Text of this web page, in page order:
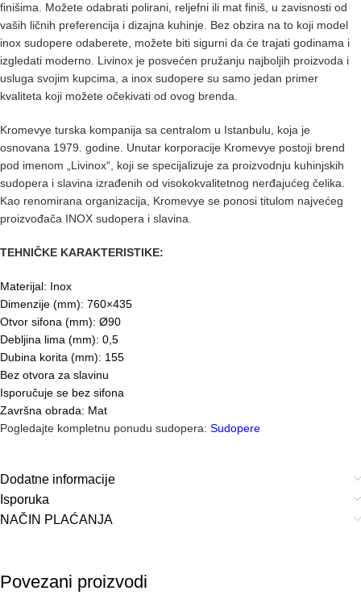
finišima. Možete odabrati polirani, reljefni ili mat finiš, u zavisnosti od
vaših ličnih preferencija i dizajna kuhinje. Bez obzira na to koji model
inox sudopere odaberete, možete biti sigurni da će trajati godinama i
izgledati moderno. Livinox je posvećen pružanju najboljih proizvoda i
usluga svojim kupcima, a inox sudopere su samo jedan primer
kvaliteta koji možete očekivati od ovog brenda.
Kromevye turska kompanija sa centralom u Istanbulu, koja je
osnovana 1979. godine. Unutar korporacije Kromevye postoji brend
pod imenom „Livinox“, koji se specijalizuje za proizvodnju kuhinjskih
sudopera i slavina izrađenih od visokokvalitetnog nerđajućeg čelika.
Kao renomirana organizacija, Kromevye se ponosi titulom najvećeg
proizvođača INOX sudopera i slavina.
TEHNIČKE KARAKTERISTIKE:
Materijal: Inox
Dimenzije (mm): 760×435
Otvor sifona (mm): Ø90
Debljina lima (mm): 0,5
Dubina korita (mm): 155
Bez otvora za slavinu
Isporučuje se bez sifona
Završna obrada: Mat
Pogledajte kompletnu ponudu sudopera: Sudopere
Dodatne informacije
Isporuka
NAČIN PLAĆANJA
Povezani proizvodi